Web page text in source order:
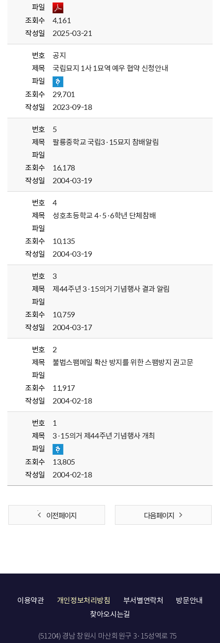
파일
조회수
4,161
작성일
2025-03-21
번호
공지
제목
국립묘지 1사 1묘역 예우 협약 신청안내
파일
조회수
29,701
작성일
2023-09-18
번호
5
제목
팔룡중학교 국립3·15묘지 참배알림
파일
조회수
16,178
작성일
2004-03-19
번호
4
제목
성호초등학교 4·5·6학년 단체참배
파일
조회수
10,135
작성일
2004-03-19
번호
3
제목
제44주년 3·15의거 기념행사 결과 알림
파일
조회수
10,759
작성일
2004-03-17
번호
2
제목
불법스팸메일 확산 방지를 위한 스팸방지 권고문
파일
조회수
11,917
작성일
2004-02-18
번호
1
제목
3·15의거 제44주년 기념행사 개최
파일
조회수
13,805
작성일
2004-02-18
이전 페이지 다음 페이지
이용약관 개인정보처리방침 부서별연락처
방문안내
찾아오시는길
(51204) 경남 창원시 마산회원구 3·15성역로 75